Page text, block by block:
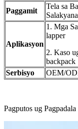
Paggamit
Tela sa
Aplikasyon
1. Mga
lapper
2. Kaso
backpack
Serbisyo
OEM/
Pagputos ug Pagpadala